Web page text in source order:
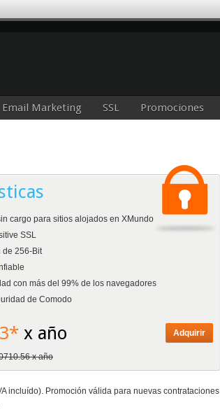
Email Marketing SSL Promociones
cargo para sitios alojados en XMundo
SSL
de 256-Bit
con más del 99% de los navegadores
de Comodo
x año
x año
Adquirir
incluído). Promoción válida para nuevas contrataciones